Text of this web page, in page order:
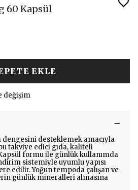
60 Kapsül
EKLE
değişim
desteklemek amacıyla
takviye edici gıda, kaliteli
formu ile günlük kullanımda
sistemiyle uyumlu yapısı
edilir. Yoğun tempoda çalışan ve
günlük mineralleri almasına